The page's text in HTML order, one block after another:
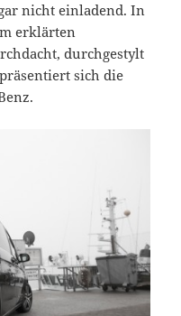
nicht einladend. In
erklärten
durchgestylt
sich die